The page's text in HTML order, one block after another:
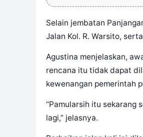
Selain jembatan
Jalan Kol. R. Warsito,
Agustina menjelaskan,
rencana itu tidak dapat
kewenangan pemerintah
“Pamularsih itu sekarang
lagi,” jelasnya.